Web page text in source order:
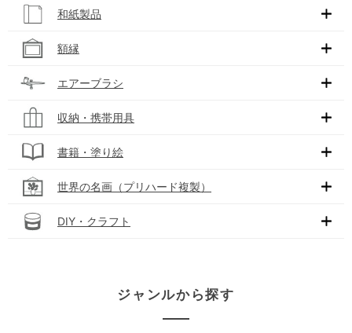
和紙製品
額縁
エアーブラシ
収納・携帯用具
書籍・塗り絵
世界の名画（プリハード複製）
DIY・クラフト
ジャンルから探す